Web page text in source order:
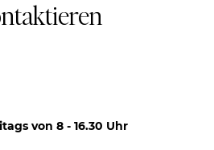
von 8 - 16.30 Uhr